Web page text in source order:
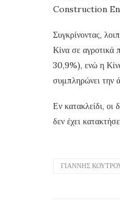
Construction
Συγκρίνοντας,
Κίνα σε
30,9%), ενώ η
συμπληρώνει την
Εν κατακλείδι, οι
δεν έχει
ΓΙΆΝΝΗΣ